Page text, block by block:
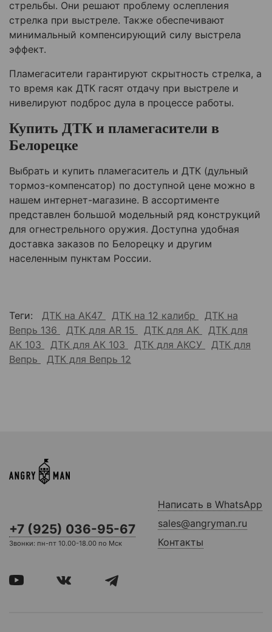
стрельбы. Они решают проблему ослепления
стрелка при выстреле. Также обеспечивают
минимальный компенсирующий силу выстрела
эффект.
Пламегасители гарантируют скрытность стрелка, а
то время как ДТК гасят отдачу при выстреле и
нивелируют подброс дула в процессе работы.
Купить ДТК и пламегасители в
Белорецке
Выбрать и купить пламегаситель и ДТК (дульный
тормоз-компенсатор) по доступной цене можно в
нашем интернет-магазине. В ассортименте
представлен большой модельный ряд конструкций
для огнестрельного оружия. Доступна удобная
доставка заказов по Белорецку и другим
населенным пунктам России.
Теги: ДТК на АК47 ДТК на 12 калибр
ДТК на
Вепрь 136
ДТК для AR 15 ДТК для АК
ДТК для
АК 103
ДТК для АК 103 ДТК для АКСУ
ДТК для
Вепрь
ДТК для Вепрь 12
+7 (925) 036-95-67
Звонки: пн-пт 10.00-18.00 по Мск
Написать в WhatsApp
sales@angryman.ru
Контакты